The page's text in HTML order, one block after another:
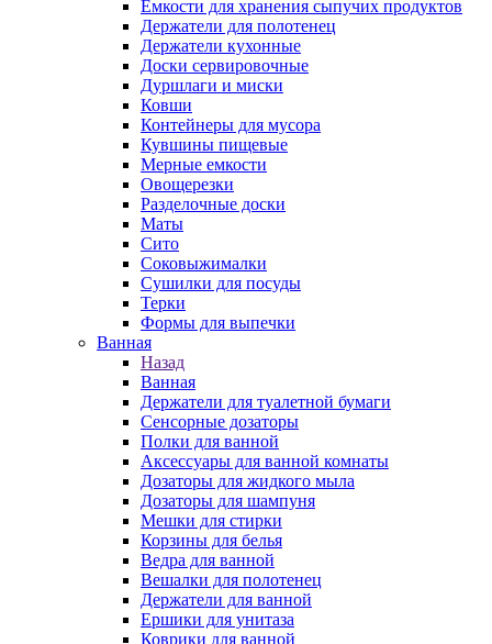
Емкости для хранения сыпучих продуктов
Держатели для полотенец
Держатели кухонные
Доски сервировочные
Дуршлаги и миски
Ковши
Контейнеры для мусора
Кувшины пищевые
Мерные емкости
Овощерезки
Разделочные доски
Маты
Сито
Соковыжималки
Сушилки для посуды
Терки
Формы для выпечки
Ванная
Назад
Ванная
Держатели для туалетной бумаги
Сенсорные дозаторы
Полки для ванной
Аксессуары для ванной комнаты
Дозаторы для жидкого мыла
Дозаторы для шампуня
Мешки для стирки
Корзины для белья
Ведра для ванной
Вешалки для полотенец
Держатели для ванной
Ершики для унитаза
Коврики для ванной